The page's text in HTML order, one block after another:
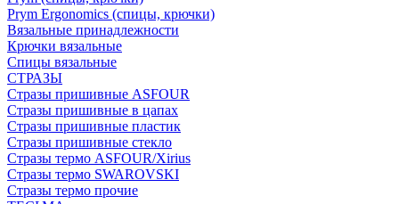
Prym Ergonomics (спицы, крючки)
Вязальные принадлежности
Крючки вязальные
Спицы вязальные
СТРАЗЫ
Стразы пришивные ASFOUR
Стразы пришивные в цапах
Стразы пришивные пластик
Стразы пришивные стекло
Стразы термо ASFOUR/Xirius
Стразы термо SWAROVSKI
Стразы термо прочие